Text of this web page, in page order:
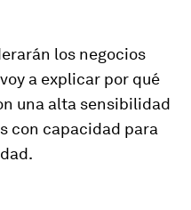
los negocios
a explicar por qué
una alta sensibilidad
con capacidad para